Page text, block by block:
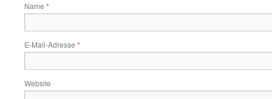
Name *
E-Mail-Adresse *
Website